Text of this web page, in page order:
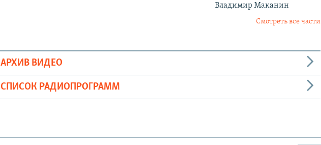
Владимир Маканин
Смотреть все части
АРХИВ ВИДЕО
СПИСОК РАДИОПРОГРАММ